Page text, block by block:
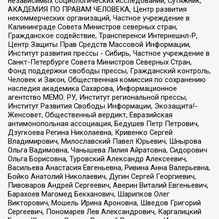
АКАДЕМИЯ ПО ПРАВАМ ЧЕЛОВЕКА, Центр развития
некоммерческих организаций, Частное учреждение в
Калининграде Совета Министров северных стран,
Гражданское содействие, Трансперенси Интернешнл-Р,
Центр Защиты Прав Средств Массовой Информации,
Институт развития прессы - Сибирь, Частное учреждение в
Санкт-Петербурге Совета Министров Северных Стран,
Фонд поддержки свободы прессы, Гражданский контроль,
Человек и Закон, Общественная комиссия по сохранению
наследия академика Сахарова, Информационное
агентство МЕМО. РУ, Институт региональной прессы,
Институт Развития Свободы Информации, Экозащита!-
Женсовет, Общественный вердикт, Евразийская
антимонопольная ассоциация, Бедушев Петр Петрович,
Дзугкоева Регина Николаевна, Кривенко Сергей
Владимирович, Милославский Павел Юрьевич, Шнырова
Ольга Вадимовна, Чанышева Лилия Айратовна, Сидорович
Ольга Борисовна, Туровский Александр Алексеевич,
Васильева Анастасия Евгеньевна, Ривина Анна Валерьевна,
Бойко Анатолий Николаевич, Дугин Сергей Георгиевич,
Пивоваров Андрей Сергеевич, Аверин Виталий Евгеньевич,
Барахоев Магомед Бекханович, Шарипков Олег
Викторович, Мошель Ирина Ароновна, Шведов Григорий
Сергеевич, Пономарев Лев Александрович, Каргалицкий